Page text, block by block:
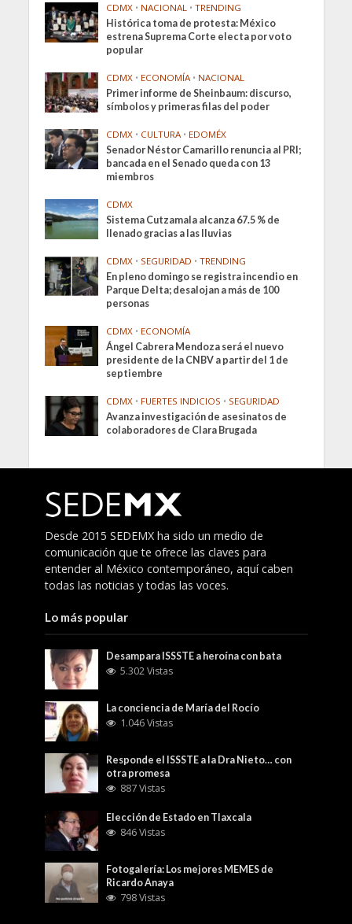
CDMX • NACIONAL • TRENDING
Histórica toma de protesta: México
estrena Suprema Corte electa por voto
popular
CDMX • ECONOMÍA • NACIONAL
Primer informe de Sheinbaum: discurso,
símbolos y primeras filas del poder
CDMX • CULTURA • EDOMÉX
Senador Néstor Camarillo renuncia al PRI;
bancada en el Senado queda con 13
miembros
CDMX
Sistema Cutzamala alcanza 67.5 % de
llenado gracias a las lluvias
CDMX • SEGURIDAD • TRENDING
En pleno domingo se registra incendio en
Parque Delta; desalojan a más de 100
personas
CDMX • ECONOMÍA
Ángel Cabrera Mendoza será el nuevo
presidente de la CNBV a partir del 1 de
septiembre
CDMX • FUERTES INDICIOS • SEGURIDAD
Avanza investigación de asesinatos de
colaboradores de Clara Brugada
Desde 2015 SEDEMX ha sido un medio de
comunicación que te ofrece las claves para
entender al México contemporáneo, aquí caben
todas las noticias y todas las voces.
Lo más popular
Desampara ISSSTE a heroína con bata
5.302 Vistas
La conciencia de María del Rocío
1.046 Vistas
Responde el ISSSTE a la Dra Nieto… con
otra promesa
887 Vistas
Elección de Estado en Tlaxcala
846 Vistas
Fotogalería: Los mejores MEMES de
Ricardo Anaya
798 Vistas